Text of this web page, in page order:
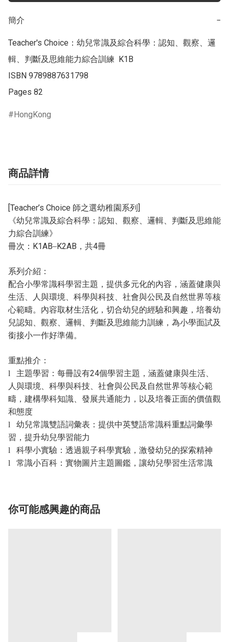
簡介 −
Teacher's Choice：幼兒常識及綜合科學：認知、觀察、邏
輯、判斷及思維能力綜合訓練  K1B
ISBN 9789887631798
Pages 82
HongKong
商品詳情
[Teacher’s Choice 師之選幼稚園系列
《幼兒常識及綜合科學：認知、觀察、邏輯、判斷及思維能
力綜合訓練》
冊次： K1AB–K2AB ，共4冊
系列介紹：
配合小學常識科學習主題，提供多元化的內容，涵蓋健康與
生活、人與環境、科學與科技、社會與公民及自然世界等核
心範疇。內容取材生活化，切合幼兒的經驗和興趣，培養幼
兒認知、觀察、邏輯、判斷及思維能力訓練，為小學面試及
銜接小一作好準備。
重點推介：
l 主題學習：每冊設有24個學習主題，涵蓋健康與生活、
人與環境、科學與科技、社會與公民及自然世界等核心範
疇，建構學科知識、發展共通能力，以及培養正面的價值觀
和態度
l
幼兒常識雙語詞彙表：提供中英雙語常識科重點詞彙學
習，提升幼兒學習能力
l 科學小實驗：透過親子科學實驗，激發幼兒的探索精神
l 常識小百科：實物圖片主題圖鑑，讓幼兒學習生活常識
你可能感興趣的商品